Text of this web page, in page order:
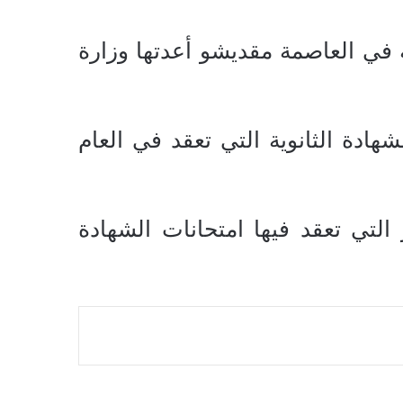
في العاصمة مقديشو أعدتها وزارة
الثانوية التي تعقد في العام
تعقد فيها امتحانات الشهادة